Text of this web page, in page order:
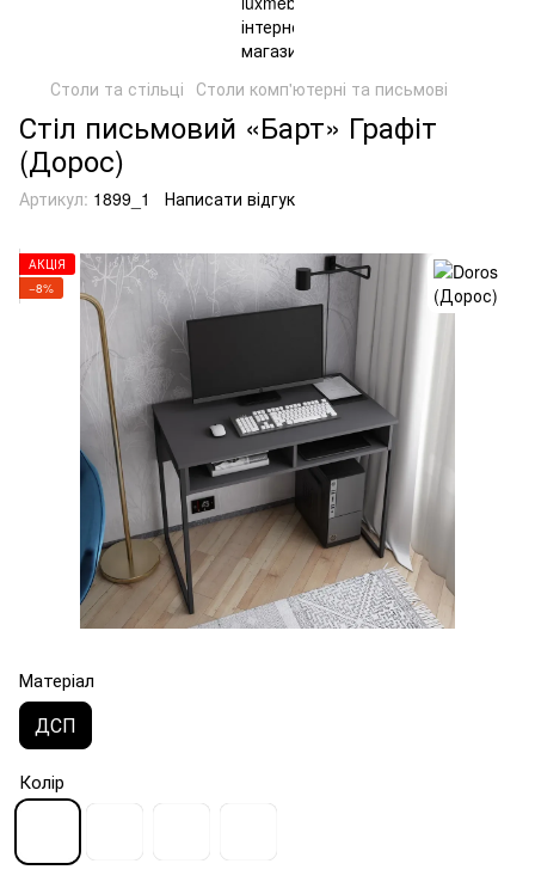
Столи та стільці Столи комп'ютерні та письмові
Стіл письмовий «Барт» Графіт
(Дорос)
Артикул: 1899_1 Написати відгук
АКЦІЯ
−8%
Матеріал
ДСП
Колір